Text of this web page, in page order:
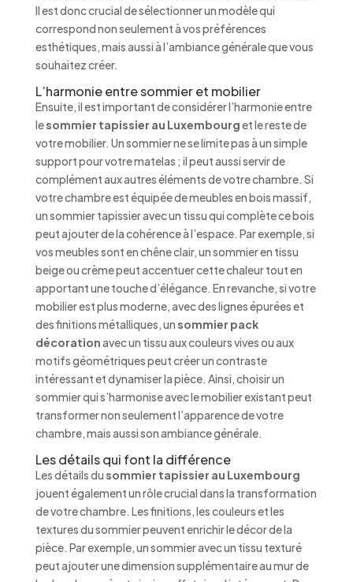
Il est donc crucial de sélectionner un modèle qui
correspond non seulement à vos préférences
esthétiques, mais aussi à l’ambiance générale que vous
souhaitez créer.
L’harmonie entre sommier et mobilier
Ensuite, il est important de considérer l’harmonie entre
lesommier tapissier au Luxembourget le reste de
votre mobilier. Un sommier ne se limite pas à un simple
support pour votre matelas ; il peut aussi servir de
complément aux autres éléments de votre chambre. Si
votre chambre est équipée de meubles en bois massif,
un sommier tapissier avec un tissu qui complète ce bois
peut ajouter de la cohérence à l’espace. Par exemple, si
vos meubles sont en chêne clair, un sommier en tissu
beige ou crème peut accentuer cette chaleur tout en
apportant une touche d’élégance. En revanche, si votre
mobilier est plus moderne, avec des lignes épurées et
des finitions métalliques, un sommier pack
décorationavec un tissu aux couleurs vives ou aux
motifs géométriques peut créer un contraste
intéressant et dynamiser la pièce. Ainsi, choisir un
sommier qui s’harmonise avec le mobilier existant peut
transformer non seulement l’apparence de votre
chambre, mais aussi son ambiance générale.
Les détails qui font la différence
Les détails du sommier tapissier au Luxembourg
jouent également un rôle crucial dans la transformation
de votre chambre. Les finitions, les couleurs et les
textures du sommier peuvent enrichir le décor de la
pièce. Par exemple, un sommier avec un tissu texturé
peut ajouter une dimension supplémentaire au mur de